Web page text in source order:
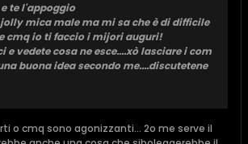
te l'appoggio
mica male ma mi sa che è di difficile
cmq io ti faccio i mijori auguri!
e vedete cosa ne esce....xò lasciare i com
buona idea secondo me....discutetene
o cmq sono agonizzanti... 2o me serve il